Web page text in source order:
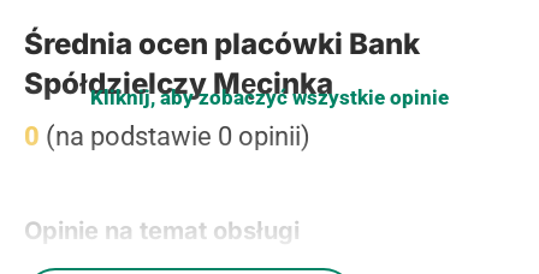
Średnia ocen placówki Bank
Spółdzielczy Męcinka
0 (na podstawie 0 opinii)
Opinie na temat obsługi
Kliknij, aby zobaczyć wszystkie opinie